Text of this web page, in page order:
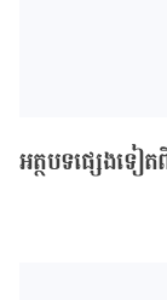
អត្ថបទផ្សេងទៀត